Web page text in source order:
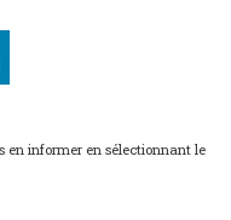
en informer en sélectionnant le